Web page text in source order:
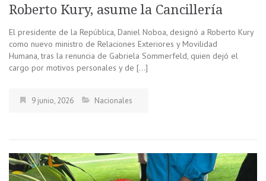
Roberto Kury, asume la Cancillería
El presidente de la República, Daniel Noboa, designó a Roberto Kury
como nuevo ministro de Relaciones Exteriores y Movilidad
Humana, tras la renuncia de Gabriela Sommerfeld, quien dejó el
cargo por motivos personales y de […]
9 junio, 2026 Nacionales